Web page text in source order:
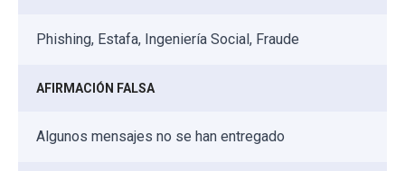
Phishing, Estafa, Ingeniería Social, Fraude
AFIRMACIÓN FALSA
Algunos mensajes no se han entregado